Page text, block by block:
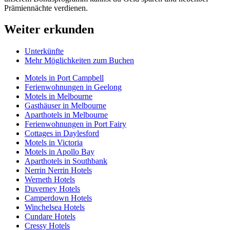
Prämiennächte verdienen.
Weiter erkunden
Unterkünfte
Mehr Möglichkeiten zum Buchen
Motels in Port Campbell
Ferienwohnungen in Geelong
Motels in Melbourne
Gasthäuser in Melbourne
Aparthotels in Melbourne
Ferienwohnungen in Port Fairy
Cottages in Daylesford
Motels in Victoria
Motels in Apollo Bay
Aparthotels in Southbank
Nerrin Nerrin Hotels
Werneth Hotels
Duverney Hotels
Camperdown Hotels
Winchelsea Hotels
Cundare Hotels
Cressy Hotels